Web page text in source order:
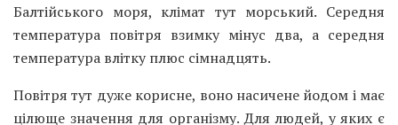
Балтійського моря, клімат тут морський. Середня
температура повітря взимку мінус два, а середня
температура влітку плюс сімнадцять.
Повітря тут дуже корисне, воно насичене йодом і має
цілюще значення для організму. Для людей, у яких є